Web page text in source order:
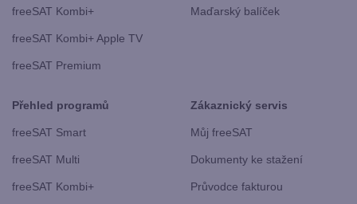
freeSAT Kombi+
freeSAT Kombi+ Apple TV
freeSAT Premium
Maďarský balíček
Přehled programů
freeSAT Smart
freeSAT Multi
freeSAT Kombi+
Zákaznický servis
Můj freeSAT
Dokumenty ke stažení
Průvodce fakturou